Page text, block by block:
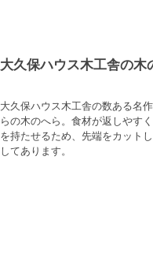
大久保ハウス木工舎の木
大久保ハウス木工舎の数ある名
らの木のへら。食材が返しやす
を持たせるため、先端をカット
してあります。